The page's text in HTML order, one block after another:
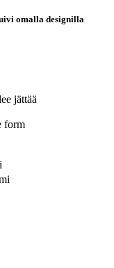
omalla designilla
jättää
form